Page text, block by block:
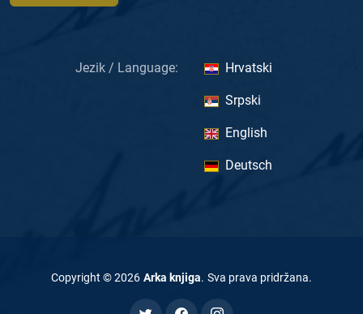
Jezik / Language: Hrvatski
Srpski
English
Deutsch
Copyright ©2026 Arka knjiga. Sva prava pridržana.